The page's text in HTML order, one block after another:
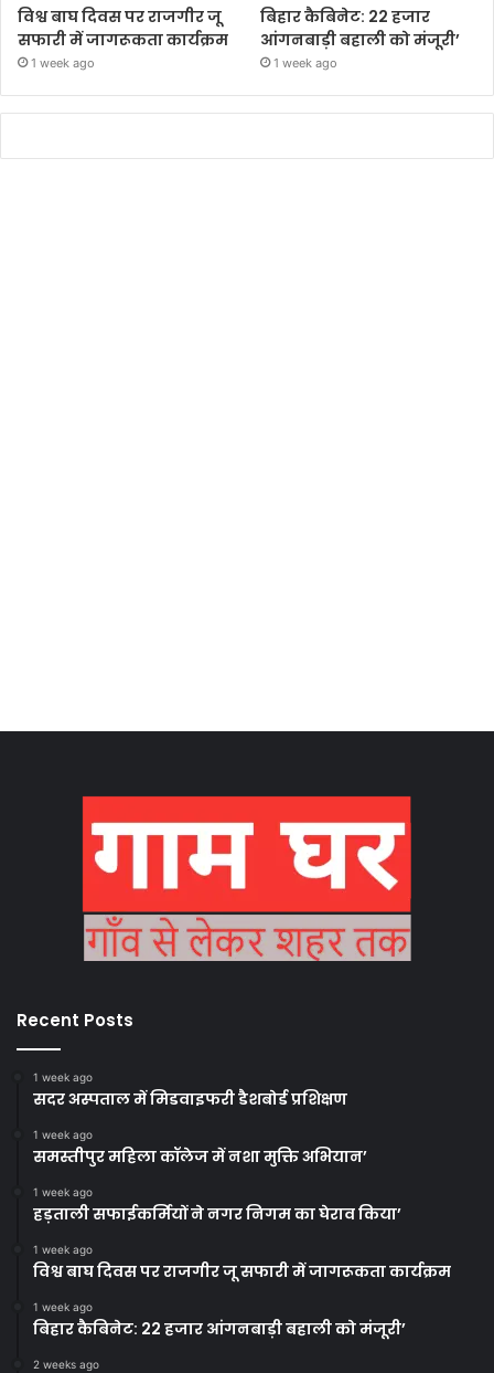
विश्व बाघ दिवस पर राजगीर जू
सफारी में जागरूकता कार्यक्रम
1 week ago
बिहार कैबिनेट: 22 हजार
आंगनबाड़ी बहाली को मंजूरी’
1 week ago
Recent Posts
1 week ago
सदर अस्पताल में मिडवाइफरी डैशबोर्ड प्रशिक्षण
1 week ago
समस्तीपुर महिला कॉलेज में नशा मुक्ति अभियान’
1 week ago
हड़ताली सफाईकर्मियों ने नगर निगम का घेराव किया’
1 week ago
विश्व बाघ दिवस पर राजगीर जू सफारी में जागरूकता कार्यक्रम
1 week ago
बिहार कैबिनेट: 22 हजार आंगनबाड़ी बहाली को मंजूरी’
2 weeks ago